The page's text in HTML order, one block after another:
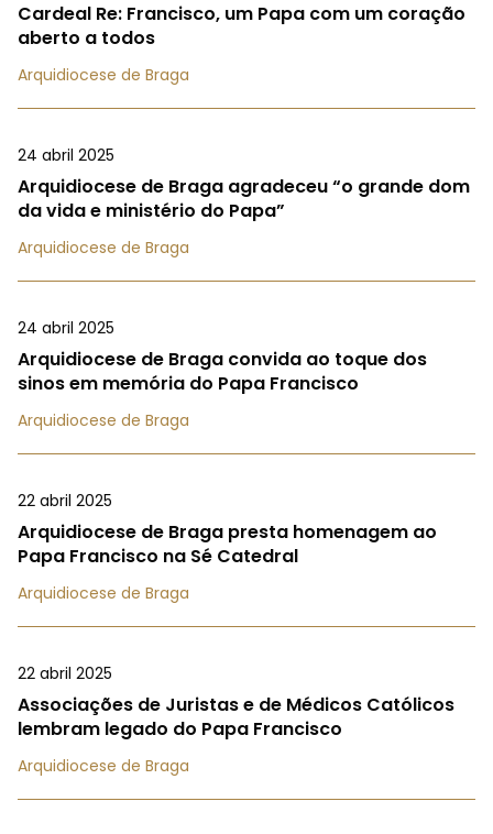
Cardeal Re: Francisco, um Papa com um coração
aberto a todos
Arquidiocese de Braga
24 abril 2025
Arquidiocese de Braga agradeceu “o grande dom
da vida e ministério do Papa”
Arquidiocese de Braga
24 abril 2025
Arquidiocese de Braga convida ao toque dos
sinos em memória do Papa Francisco
Arquidiocese de Braga
22 abril 2025
Arquidiocese de Braga presta homenagem ao
Papa Francisco na Sé Catedral
Arquidiocese de Braga
22 abril 2025
Associações de Juristas e de Médicos Católicos
lembram legado do Papa Francisco
Arquidiocese de Braga